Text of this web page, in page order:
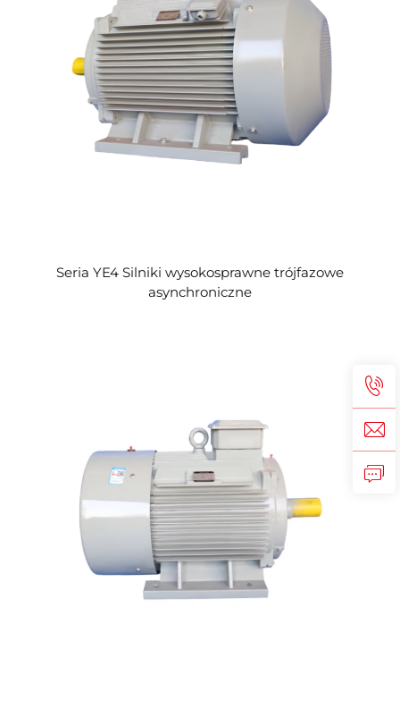
Seria YE4 Silniki wysokosprawne trójfazowe
asynchroniczne